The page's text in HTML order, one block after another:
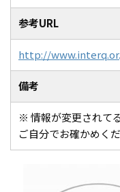
参考URL
http://
備考
※ 情報が変更されて
ご自分でお確かめくだ